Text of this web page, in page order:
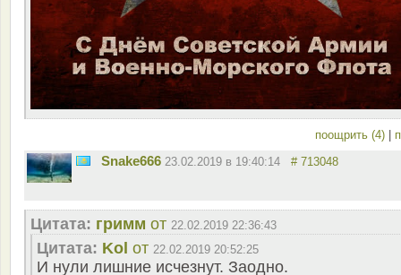
поощрить (4)
Snake666 23.02.2019 в 19:40:14 # 713048
Цитата: гримм от 22.02.2019 22:36:43
Цитата: Kol от 22.02.2019 20:52:25
И нули лишние исчезнут. Заодно.